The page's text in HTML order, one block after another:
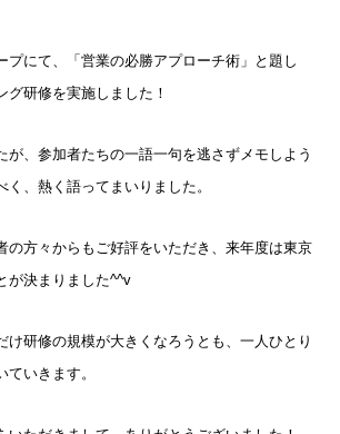
プにて、「営業の必勝アプローチ術」と題し
グ研修を実施しました！
が、参加者たちの一語一句を逃さずメモしよう
く、熱く語ってまいりました。
の方々からもご好評をいただき、来年度は東京
が決まりました^^v
け研修の規模が大きくなろうとも、一人ひとり
ていきます。